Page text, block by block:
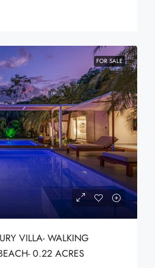
FOR SALE
VILLA- WALKING
0.22 ACRES